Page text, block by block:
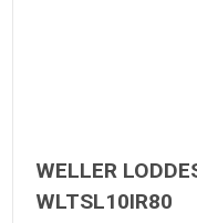
WELLER
WLTSL10IR80